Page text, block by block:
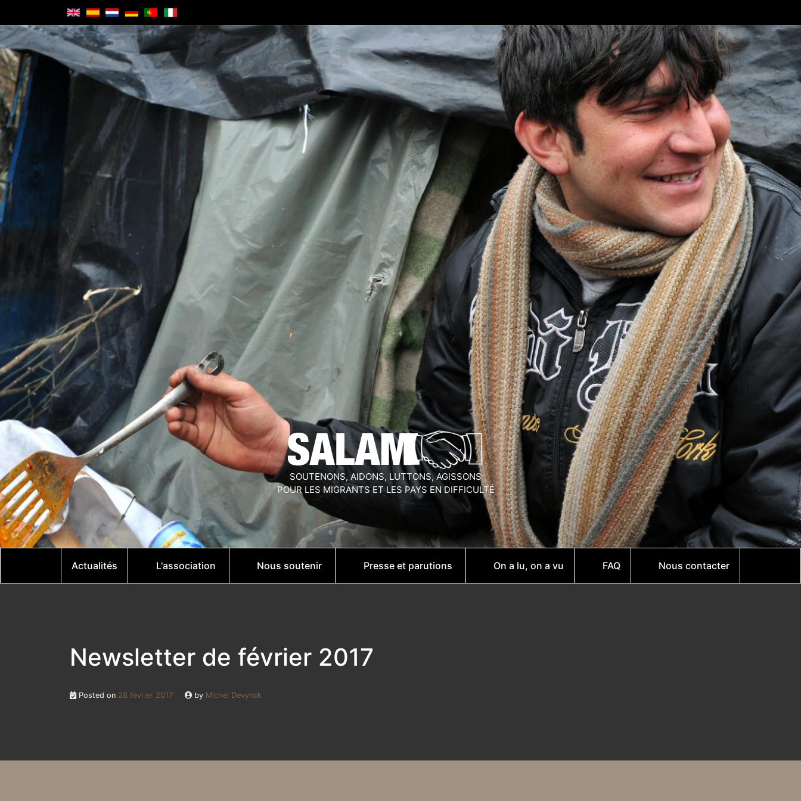
SOUTENONS, AIDONS, LUTTONS, AGISSONS
POUR LES MIGRANTS ET LES PAYS EN DIFFICULTÉ
Actualités L'association Nous soutenir Presse et parutions On a lu, on a vu FAQ Nous contacter
Newsletter de février 2017
Posted on 28 février 2017 by Michel Devynck